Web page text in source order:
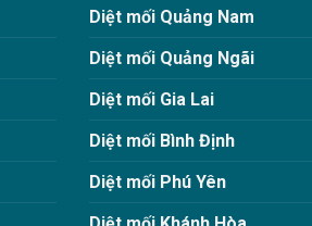
Diệt mối Quảng Nam
Diệt mối Quảng Ngãi
Diệt mối Gia Lai
Diệt mối Bình Định
Diệt mối Phú Yên